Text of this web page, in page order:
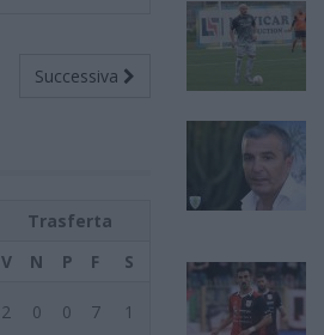
Successiva
Trasferta
V N P F S
2 0 0 7 1